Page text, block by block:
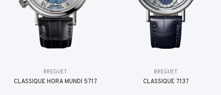
BREGUET
CLASSIQUE HORA MUNDI 5717
BREGUET
CLASSIQUE 7137